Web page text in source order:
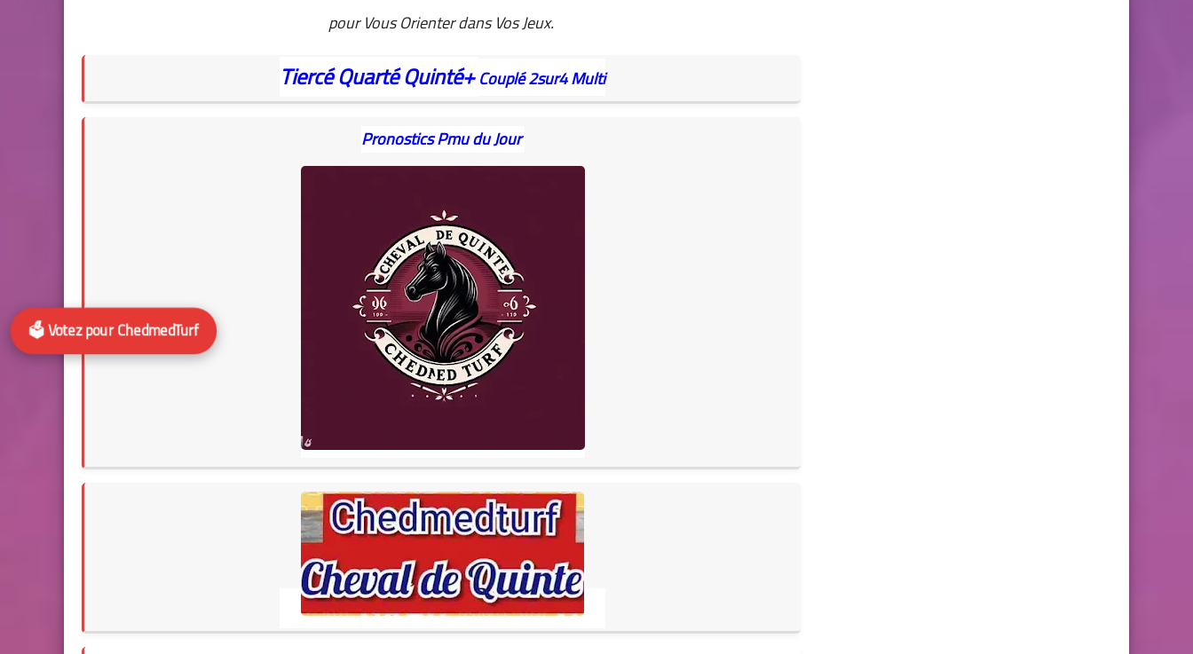
pour Vous Orienter dans Vos Jeux.
TiercéQuartéQuinté+Couplé2sur4Multi
Pronostics Pmu du Jour
🗳️ Votez pour ChedmedTurf